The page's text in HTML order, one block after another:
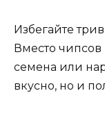
Избегайте
Вместо
семена или
вкусно, но и